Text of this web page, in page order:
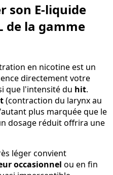
son E-liquide
de la gamme
en nicotine est un
directement votre
que l'intensité du hit.
(contraction du larynx au
plus marquée que le
dosage réduit offrira une
léger convient
occasionnel ou en fin